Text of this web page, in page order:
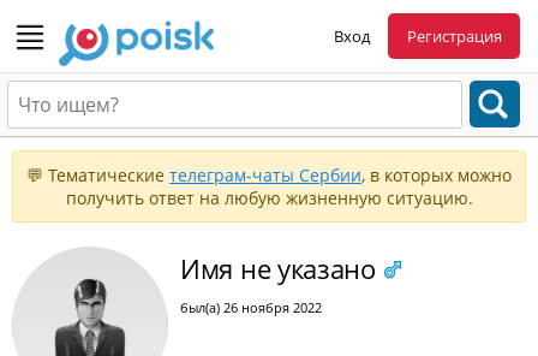
Вход Регистрация
💬 Тематические телеграм-чаты Сербии, в которых можно
получить ответ на любую жизненную ситуацию.
Имя не указано
был(а) 26 ноября 2022